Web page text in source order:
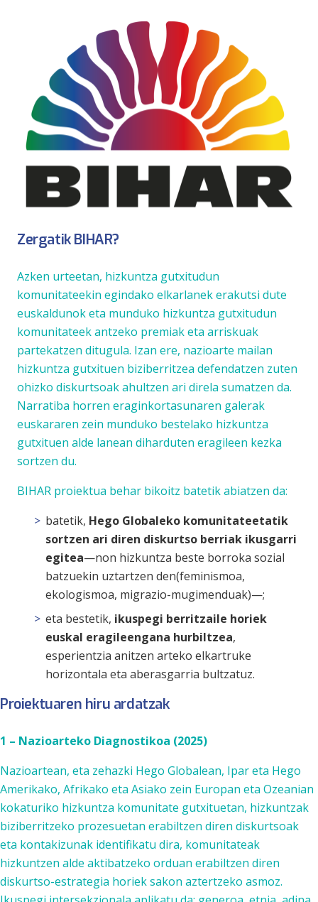
Zergatik BIHAR?
Azken urteetan, hizkuntza gutxitudun
komunitateekin egindako elkarlanek erakutsi dute
euskaldunok eta munduko hizkuntza gutxitudun
komunitateek antzeko premiak eta arriskuak
partekatzen ditugula. Izan ere, nazioarte mailan
hizkuntza gutxituen biziberritzea defendatzen zuten
ohizko diskurtsoak ahultzen ari direla sumatzen da.
Narratiba horren eraginkortasunaren galerak
euskararen zein munduko bestelako hizkuntza
gutxituen alde lanean diharduten eragileen kezka
sortzen du.
BIHAR proiektua behar bikoitz batetik abiatzen da:
batetik, Hego Globaleko komunitateetatik
sortzen ari diren diskurtso berriak ikusgarri
egitea—non hizkuntza beste borroka sozial
batzuekin uztartzen den(feminismoa,
ekologismoa, migrazio-mugimenduak)—;
eta bestetik, ikuspegi berritzaile horiek
euskal eragileengana hurbiltzea,
esperientzia anitzen arteko elkartruke
horizontala eta aberasgarria bultzatuz.
Proiektuaren hiru ardatzak
1 – Nazioarteko Diagnostikoa (2025)
Nazioartean, eta zehazki Hego Globalean, Ipar eta Hego
Amerikako, Afrikako eta Asiako zein Europan eta Ozeanian
kokaturiko hizkuntza komunitate gutxituetan, hizkuntzak
biziberritzeko prozesuetan erabiltzen diren diskurtsoak
eta kontakizunak identifikatu dira, komunitateak
hizkuntzen alde aktibatzeko orduan erabiltzen diren
diskurtso-estrategia horiek sakon aztertzeko asmoz.